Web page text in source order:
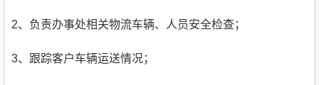
2、负责办事处相关物流车辆、人员安全检查；
3、跟踪客户车辆运送情况；